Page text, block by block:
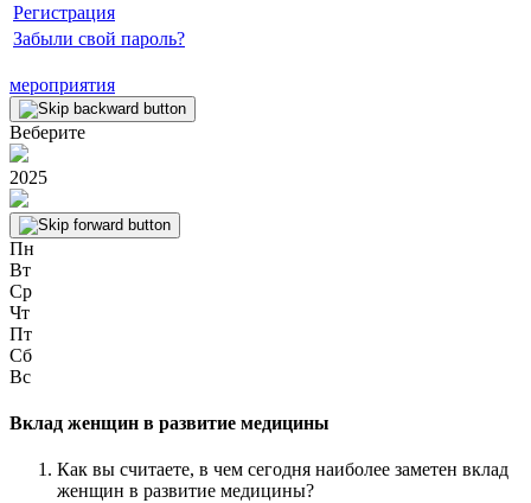
Регистрация
Забыли свой пароль?
мероприятия
Веберите
2025
Пн
Вт
Ср
Чт
Пт
Сб
Вс
Вклад женщин в развитие медицины
Как вы считаете, в чем сегодня наиболее заметен вклад
женщин в развитие медицины?